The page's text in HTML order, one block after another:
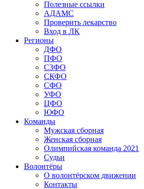
Полезные ссылки
АДАМС
Проверить лекарство
Вход в ЛК
Регионы
ДФО
ПФО
СЗФО
СКФО
СФО
УФО
ЦФО
ЮФО
Команды
Мужская сборная
Женская сборная
Олимпийская команда 2021
Судьи
Волонтёры
О волонтёрском движении
Контакты